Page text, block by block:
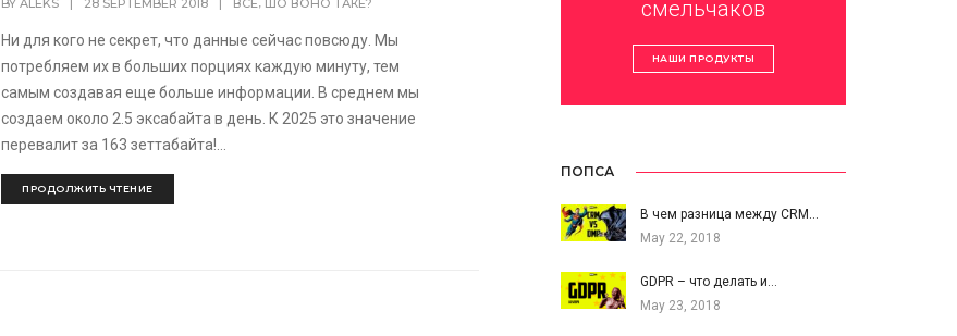
BYALEKS | 28 SEPTEMBER 2018 | ВСЕ ШО ВОНО ТАКЕ?
Ни для кого не секрет, что данные сейчас повсюду. Мы
потребляем их в больших порциях каждую минуту, тем
самым создавая еще больше информации. В среднем мы
создаем около 2.5 эксабайта в день. К 2025 это значение
перевалит за 163 зеттабайта!...
ПРОДОЛЖИТЬ ЧТЕНИЕ
смельчаков
НАШИ ПРОДУКТЫ
ПОПСА
В чем разница между CRM…
May 22, 2018
GDPR – что делать и…
May 23, 2018